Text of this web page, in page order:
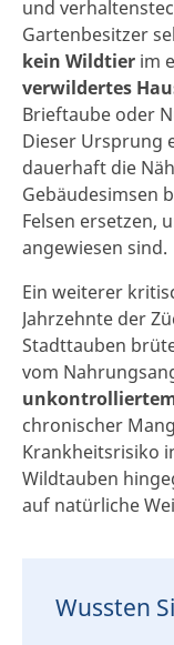
und
Gartenbesitzer
kein Wildtier im
verwildertes
Brieftaube oder
Dieser Ursprung
dauerhaft die
Gebäudesimsen
Felsen ersetzen,
angewiesen sind.
Ein weiterer
Jahrzehnte der
Stadttauben
vom
chronischer
Krankheitsrisiko
Wildtauben
auf natürliche
Wussten